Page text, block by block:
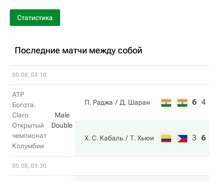
Статистика
Последние матчи между собой
05.08, 04:10
ATP
Богота.
Claro
Открытый
чемпионат
Колумбии
Male
Double
П. Раджа Д. Шаран 6 4
Х. С. Кабаль Т. Хьюи 3 6
05.08, 03:30